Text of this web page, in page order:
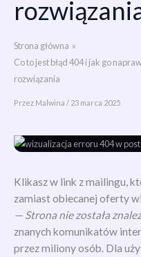
Strona główna
Co to jest błąd 404 i jak go
rozwiązania
Przez Malwina / 23 marca 2025
Klikasz w link z mailingu,
zamiast obiecanej oferty
— Strona nie została
znanych komunikatów
przez miliony osób. Dla